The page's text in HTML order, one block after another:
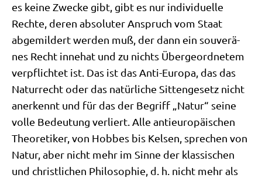
es kei­ne Zwecke gibt, gibt es nur indi­vi­du­el­le
Rech­te, deren abso­lu­ter Anspruch vom Staat
abge­mil­dert wer­den muß, der dann ein sou­ve­rä­
nes Recht inne­hat und zu nichts Über­ge­ord­ne­tem
ver­pflich­tet ist. Das ist das Anti-Euro­pa, das das
Natur­recht oder das natür­li­che Sit­ten­ge­setz nicht
aner­kennt und für das der Begriff „Natur“ sei­ne
vol­le Bedeu­tung ver­liert. Alle anti­eu­ro­päi­schen
Theo­re­ti­ker, von Hob­bes bis Kel­sen, spre­chen von
Natur, aber nicht mehr im Sin­ne der klas­si­schen
und christ­li­chen Phi­lo­so­phie, d. h. nicht mehr als